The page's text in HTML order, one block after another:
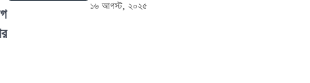
১৬ আগস্ট, ২০২৫